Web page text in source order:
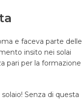
e faceva parte delle
insito nei solai
pari per la formazione
Senza di questa